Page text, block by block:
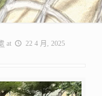
at 22 4 月, 2025